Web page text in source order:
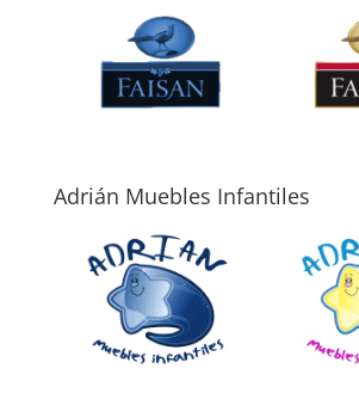
Adrián Muebles Infantiles